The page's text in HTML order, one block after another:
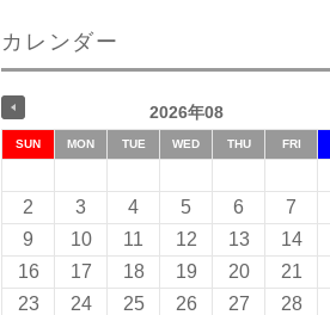
カレンダー
2026年08
SUN MON TUE WED THU FRI
2
3 4 5 6 7
9
10 11 12 13 14
16
17 18 19 20 21
23
24 25 26 27 28